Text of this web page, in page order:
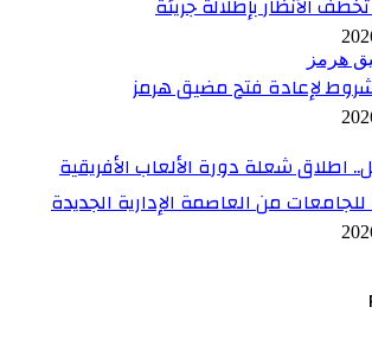
اطلاق شعلة دورة الألعاب الأفريقية
من العاصمة الإدارية الجديدة